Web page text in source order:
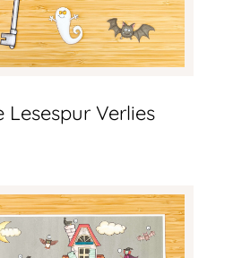
Lesespur Verlies